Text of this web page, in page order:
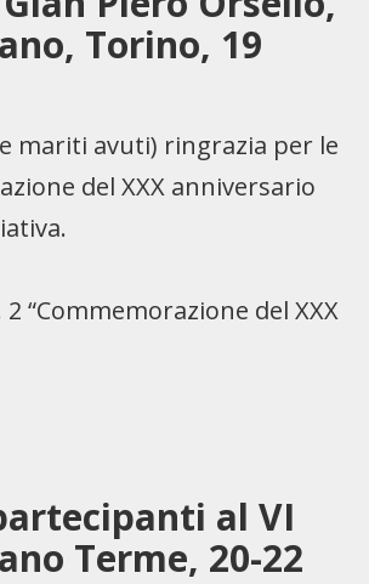
Torino, 19
mariti avuti) ringrazia per le
del XXX anniversario
2 “Commemorazione del XXX
al VI
Terme, 20-22